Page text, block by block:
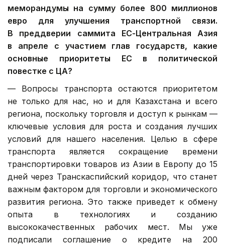
меморандумы на сумму более 800 миллионов
евро для улучшения транспортной связи.
В преддверии саммита ЕС-Центральная Азия
в апреле с участием глав государств, какие
основные приоритеты ЕС в политической
повестке с ЦА?
— Вопросы транспорта остаются приоритетом
не только для нас, но и для Казахстана и всего
региона, поскольку торговля и доступ к рынкам —
ключевые условия для роста и создания лучших
условий для нашего населения. Целью в сфере
транспорта является сокращение времени
транспортировки товаров из Азии в Европу до 15
дней через Транскаспийский коридор, что станет
важным фактором для торговли и экономического
развития региона. Это также приведет к обмену
опыта в технологиях и созданию
высококачественных рабочих мест. Мы уже
подписали соглашение о кредите на 200